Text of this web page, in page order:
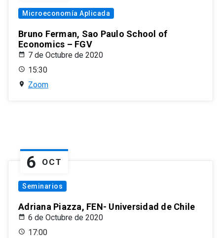
Microeconomía Aplicada
Bruno Ferman, Sao Paulo School of
Economics – FGV
7 de Octubre de 2020
15:30
Zoom
6 OCT
Seminarios
Adriana Piazza, FEN- Universidad de Chile
6 de Octubre de 2020
17:00